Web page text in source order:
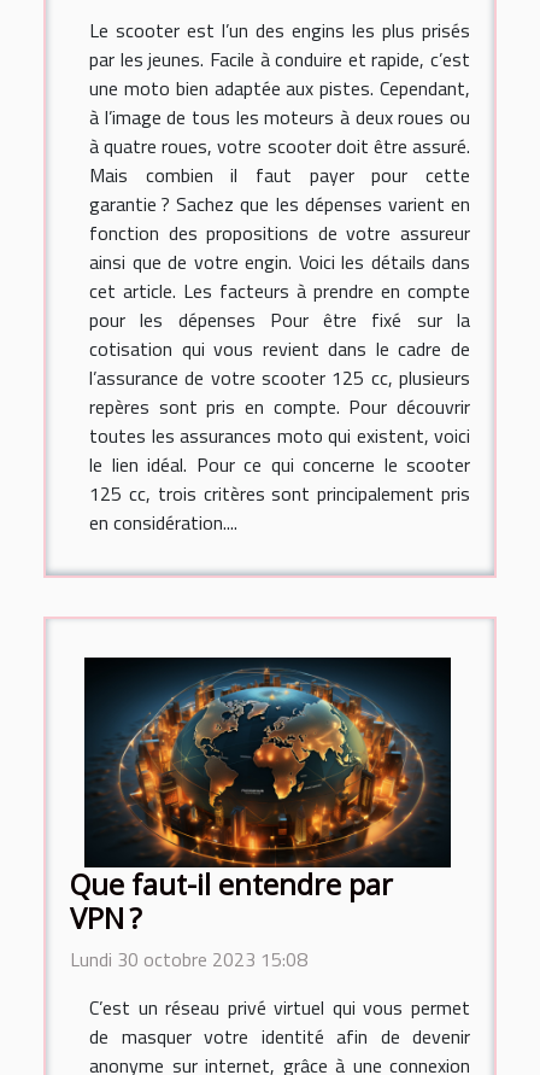
Le scooter est l’un des engins les plus prisés
par les jeunes. Facile à conduire et rapide, c’est
une moto bien adaptée aux pistes. Cependant,
à l’image de tous les moteurs à deux roues ou
à quatre roues, votre scooter doit être assuré.
Mais combien il faut payer pour cette
garantie ? Sachez que les dépenses varient en
fonction des propositions de votre assureur
ainsi que de votre engin. Voici les détails dans
cet article. Les facteurs à prendre en compte
pour les dépenses Pour être fixé sur la
cotisation qui vous revient dans le cadre de
l’assurance de votre scooter 125 cc, plusieurs
repères sont pris en compte. Pour découvrir
toutes les assurances moto qui existent, voici
le lien idéal. Pour ce qui concerne le scooter
125 cc, trois critères sont principalement pris
en considération....
Que faut-il entendre par
VPN ?
Lundi 30 octobre 2023 15:08
C’est un réseau privé virtuel qui vous permet
de masquer votre identité afin de devenir
anonyme sur internet, grâce à une connexion